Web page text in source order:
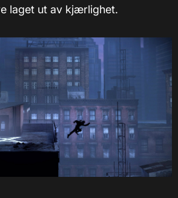
laget ut av kjærlighet.